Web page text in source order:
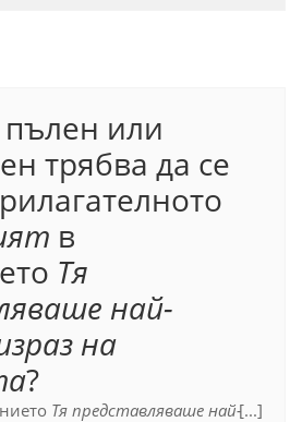
или
трябва да се
в
Тя
най-
на
?
Тя представляваше най-[...]